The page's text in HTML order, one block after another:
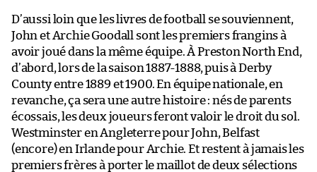
D’aussi loin que les livres de football se souviennent,
John et Archie Goodall sont les premiers frangins à
avoir joué dans la même équipe. À Preston North End,
d’abord, lors de la saison 1887-1888, puis à Derby
County entre 1889 et 1900. En équipe nationale, en
revanche, ça sera une autre histoire : nés de parents
écossais, les deux joueurs feront valoir le droit du sol.
Westminster en Angleterre pour John, Belfast
(encore) en Irlande pour Archie. Et restent à jamais les
premiers frères à porter le maillot de deux sélections